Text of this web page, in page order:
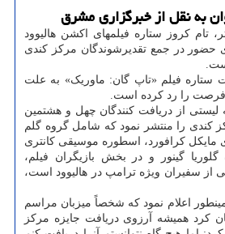
به نقل از خبرگزاری مشرق
تام کروز ستاره فیلمهای اکشن هالیوود
در جمع تقدیرشوندگان مرکز کندی
فیلم «تاپ گان: ماوریک» به علت
فرصت را رد کرده است.
لیستی از دریافت کنندگان چهل و هشتمین
کندی را منتشر نمود که شامل گروه گلم
مایکل کرافورد، اسطوره موسیقی کانتری
گینور و در بخش بازیگران فیلم،
از سفیران ویژه ترامپ در هالیوود است،
اعلام نمود که شخصاً میزبان مراسم
کرد همیشه آرزوی دریافت جایزه مرکز